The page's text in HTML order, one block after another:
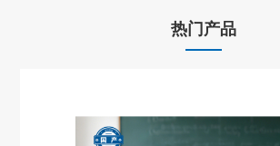
热门产品